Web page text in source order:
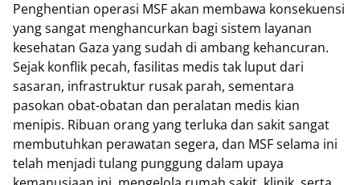
Penghentian operasi MSF akan membawa konsekuensi
yang sangat menghancurkan bagi sistem layanan
kesehatan Gaza yang sudah di ambang kehancuran.
Sejak konflik pecah, fasilitas medis tak luput dari
sasaran, infrastruktur rusak parah, sementara
pasokan obat-obatan dan peralatan medis kian
menipis. Ribuan orang yang terluka dan sakit sangat
membutuhkan perawatan segera, dan MSF selama ini
telah menjadi tulang punggung dalam upaya